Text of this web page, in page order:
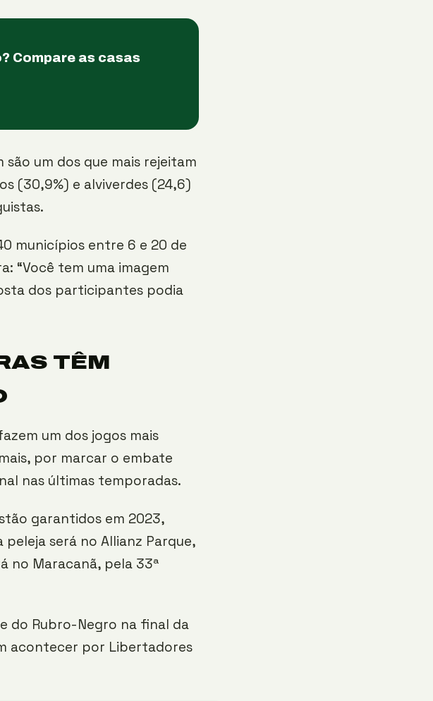
Compare as casas
um dos que mais rejeitam
(30,9%) e alviverdes (24,6)
municípios entre 6 e 20 de
“Você tem uma imagem
dos participantes podia
TÊM
um dos jogos mais
por marcar o embate
nas últimas temporadas.
garantidos em 2023,
será no Allianz Parque,
no Maracanã, pela 33ª
do Rubro-Negro na final da
acontecer por Libertadores